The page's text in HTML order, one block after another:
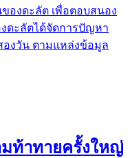
องดะลัต เพื่อตอบสนอง
งดะลัตได้จัดการปัญหา
องวัน ตามแหล่งข้อมูล
ท้าทายครั้งใหญ่